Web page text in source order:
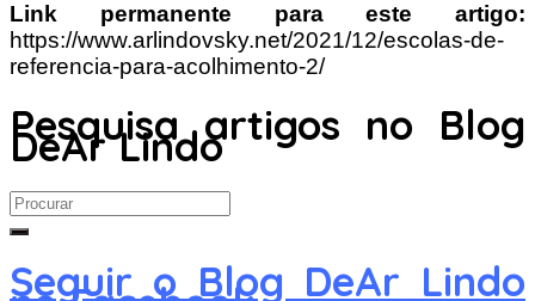
Link permanente para este artigo:
https://www.arlindovsky.net/2021/12/escolas-de-
referencia-para-acolhimento-2/
Pesquisa artigos no Blog
DeAr Lindo
Search
for:
Seguir o Blog DeAr Lindo